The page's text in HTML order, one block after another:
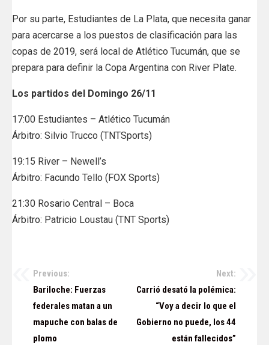
Por su parte, Estudiantes de La Plata, que necesita ganar
para acercarse a los puestos de clasificación para las
copas de 2019, será local de Atlético Tucumán, que se
prepara para definir la Copa Argentina con River Plate.
Los partidos del Domingo 26/11
17:00 Estudiantes – Atlético Tucumán
Árbitro: Silvio Trucco (TNTSports)
19:15 River – Newell’s
Árbitro: Facundo Tello (FOX Sports)
21:30 Rosario Central – Boca
Árbitro: Patricio Loustau (TNT Sports)
Navegación
entradas
Previous:
Bariloche: Fuerzas
federales matan a un
mapuche con balas de
plomo
Next:
Carrió desató la polémica:
“Voy a decir lo que el
Gobierno no puede, los 44
están fallecidos”